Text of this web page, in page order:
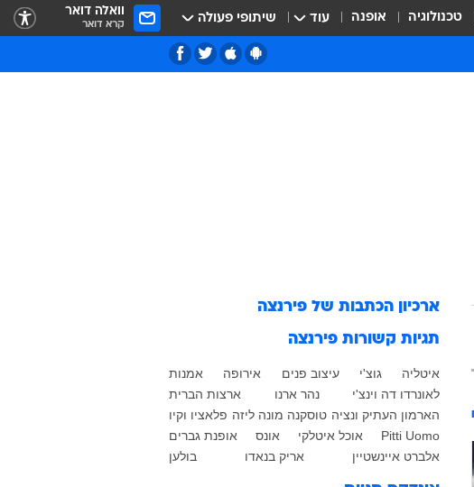
טכנולוגיה אופנה עוד שיתופי פעולה וואלה דואר
קרא דואר
ארכיון הכתבות של פירנצה
תגיות קשורות פירנצה
איטליה גוצ'י עיצוב פנים אירופה
אמנות
לאונרדו דה וינצ'י
נהר ארנו
ארצות הברית
הארמון העתיק ונציה טוסקנה מונה ליזה פלאציו וקיו
Pitti Uomo
אוכל איטלקי אונס
אופנת גברים
אלברט איינשטיין
אריק בנאדו בולען